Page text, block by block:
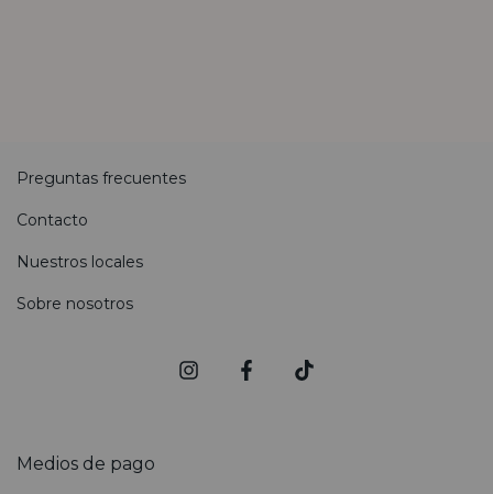
Preguntas frecuentes
Contacto
Nuestros locales
Sobre nosotros
Medios de pago